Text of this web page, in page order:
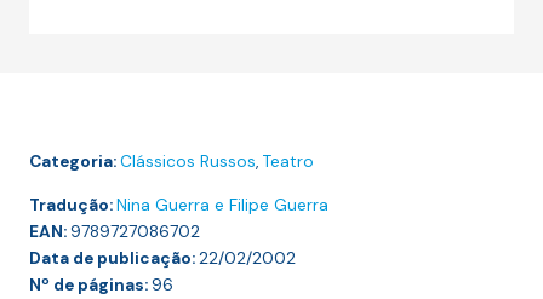
Categoria:Clássicos Russos, Teatro
Tradução:Nina Guerra e Filipe Guerra
EAN:9789727086702
Data de publicação:22/02/2002
Nº de páginas:96